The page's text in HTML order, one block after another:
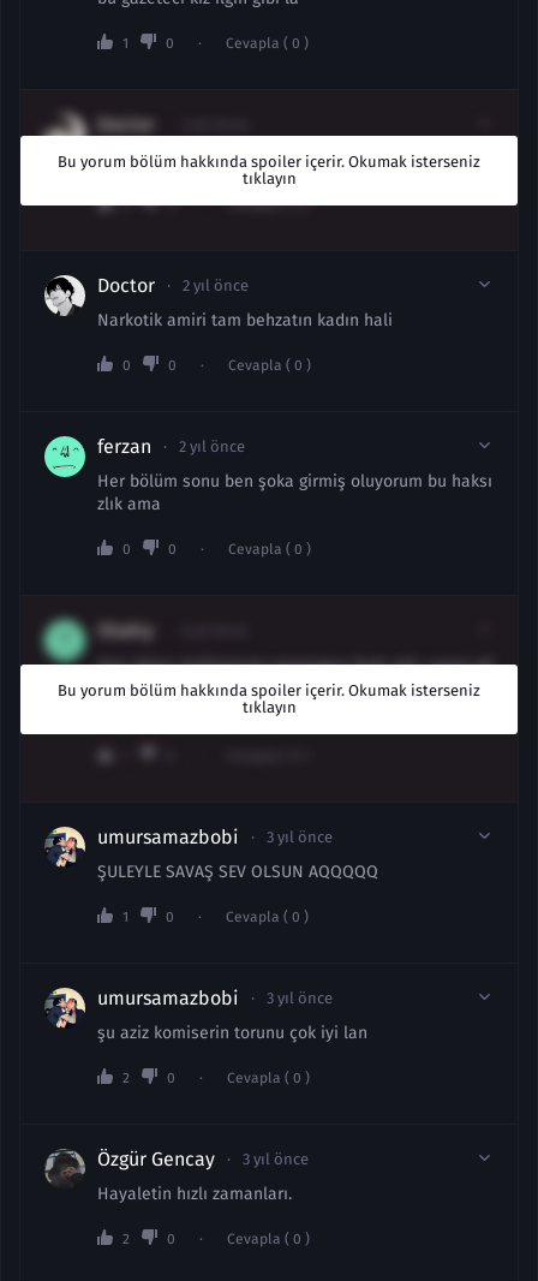
1 0 Cevapla ( 0 )
Doctor
Adam eski toprak
0 0 Cevapla ( 0 )
Bu yorum bölüm hakkında spoiler içerir. Okumak isterseniz
tıklayın
Doctor 2 yıl önce
Narkotik amiri tam behzatın kadın hali
0 0 Cevapla ( 0 )
ferzan 2 yıl önce
Her bölüm sonu ben şoka girmiş oluyorum bu haksı
zlık ama
0 0 Cevapla ( 0 )
Otakiy
Aziz abiye üzülüyorum parmagını feda etti, sonra gö
rev dışı edildi ama onu boşverde iyi nişan alıyormu
ş he sonda kahramanlık yaptı reis dgdkdhskjx
Bu yorum bölüm hakkında spoiler içerir. Okumak isterseniz
tıklayın
umursamazbobi 3 yıl önce
ŞULEYLE SAVAŞ SEV OLSUN AQQQQQ
1 0 Cevapla ( 0 )
umursamazbobi 3 yıl önce
şu aziz komiserin torunu çok iyi lan
2 0 Cevapla ( 0 )
Özgür Gencay 3 yıl önce
Hayaletin hızlı zamanları.
2 0 Cevapla ( 0 )